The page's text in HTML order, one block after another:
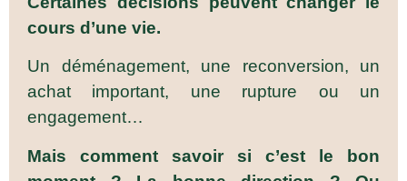
cours d’une vie.
Un déménagement, une reconversion, un
achat important, une rupture ou un
engagement…
Mais comment savoir si c’est le bon